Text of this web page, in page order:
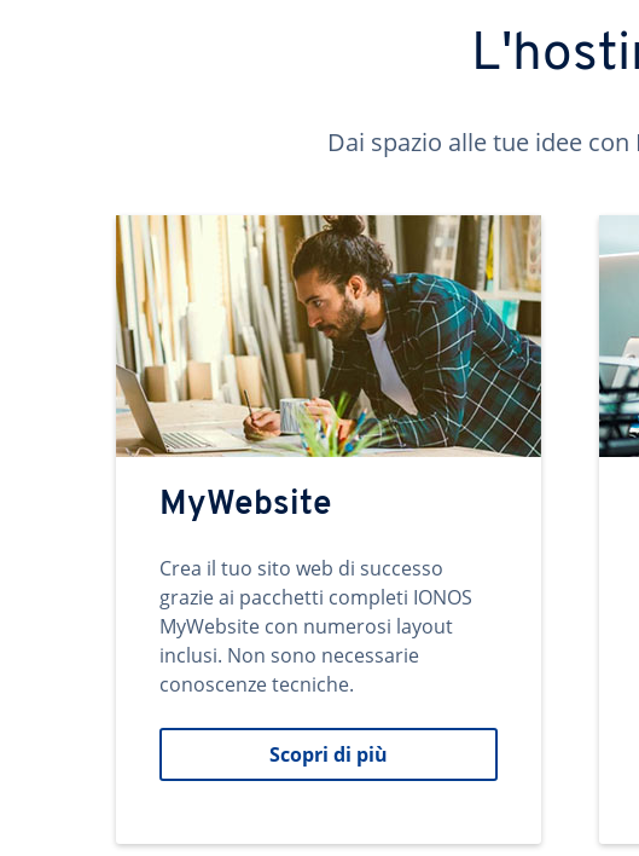
Dai spazio alle tue idee
MyWebsite
Crea il tuo sito web di successo
grazie ai pacchetti completi IONOS
MyWebsite con numerosi layout
inclusi. Non sono necessarie
conoscenze tecniche.
Scopri di più